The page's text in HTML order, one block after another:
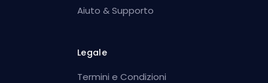
Aiuto & Supporto
Legale
Termini e Condizioni